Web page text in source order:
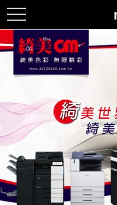
toggle
navigation